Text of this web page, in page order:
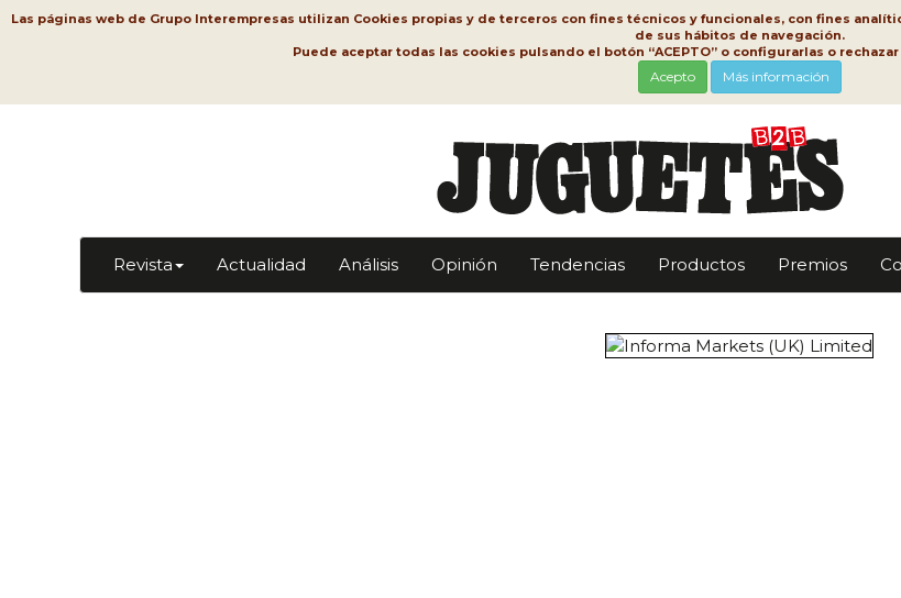
Las páginas web de Grupo Interempresas utilizan Cookies propias y de terceros con fines técnicos y funcionales, con fines
de sus hábitos de navegación.
Puede aceptar todas las cookies pulsando el botón “ACEPTO” o configurarlas o rechazar
Acepto Más información
Revista Actualidad Análisis Opinión Tendencias Productos Premios